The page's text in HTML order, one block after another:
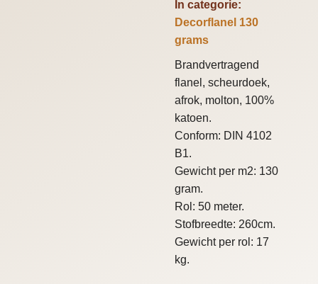
In categorie:
Decorflanel 130
grams
Brandvertragend
flanel, scheurdoek,
afrok, molton, 100%
katoen.
Conform: DIN 4102
B1.
Gewicht per m2: 130
gram.
Rol: 50 meter.
Stofbreedte: 260cm.
Gewicht per rol: 17
kg.